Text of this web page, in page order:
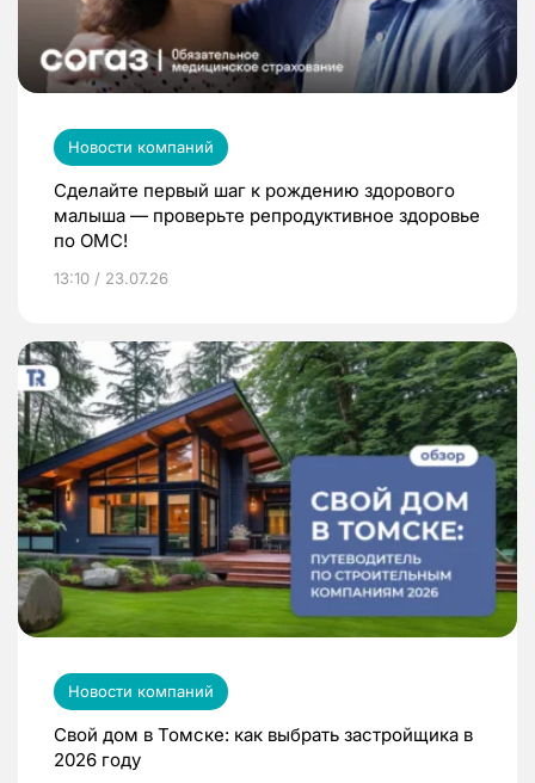
Новости компаний
Сделайте первый шаг к рождению здорового
малыша — проверьте репродуктивное здоровье
по ОМС!
13:10 / 23.07.26
Новости компаний
Свой дом в Томске: как выбрать застройщика в
2026 году